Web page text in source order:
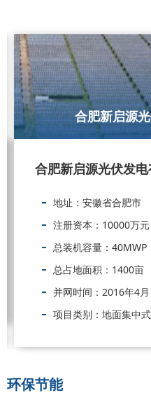
合肥新启源
合肥新启源光伏发
地址：安徽省合肥市
注册资本：10000万元
总装机容量：40MWP
总占地面积：1400亩
并网时间：2016年4月
项目类别：地面集中
环保节能